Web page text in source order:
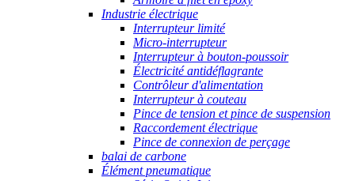
Industrie électrique
Interrupteur limité
Micro-interrupteur
Interrupteur à bouton-poussoir
Électricité antidéflagrante
Contrôleur d'alimentation
Interrupteur à couteau
Pince de tension et pince de suspension
Raccordement électrique
Pince de connexion de perçage
balai de carbone
Élément pneumatique